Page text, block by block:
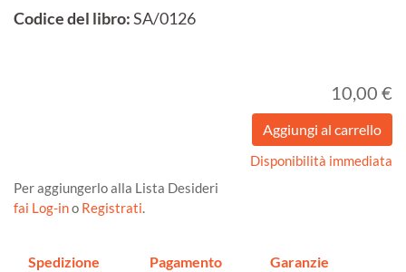
Codice del libro:SA/0126
10,00 €
Disponibilità immediata
Per aggiungerlo alla Lista Desideri
fai Log-ino Registrati.
Spedizione Pagamento Garanzie